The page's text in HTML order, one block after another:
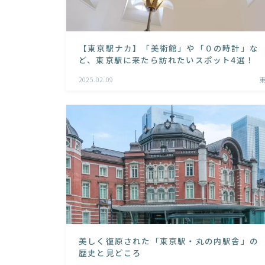
【東京駅ナカ】「美術館」や「０の時計」な
ど、東京駅に来たら訪れたいスポット4選！
2025.02.09
美しく復原された「東京駅・丸の内駅舎」の
歴史と見どころ